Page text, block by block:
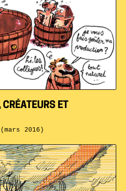
ET
2016)